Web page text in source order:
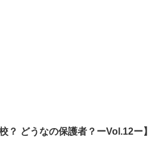
？ どうなの保護者？ーVol.12ー】